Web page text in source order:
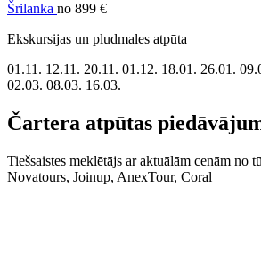
Šrilanka no 899 €
Ekskursijas un pludmales atpūta
01.11. 12.11. 20.11. 01.12. 18.01. 26.01.
02.03. 08.03. 16.03.
Čartera atpūtas
Tiešsaistes meklētājs ar aktuālām cenām no
Novatours, Joinup, AnexTour, Coral